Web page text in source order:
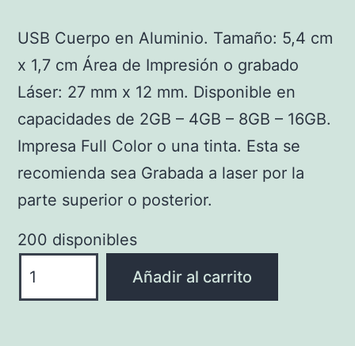
USB Cuerpo en Aluminio. Tamaño: 5,4 cm
x 1,7 cm Área de Impresión o grabado
Láser: 27 mm x 12 mm. Disponible en
capacidades de 2GB – 4GB – 8GB – 16GB.
Impresa Full Color o una tinta. Esta se
recomienda sea Grabada a laser por la
parte superior o posterior.
200 disponibles
UP
Añadir al carrito